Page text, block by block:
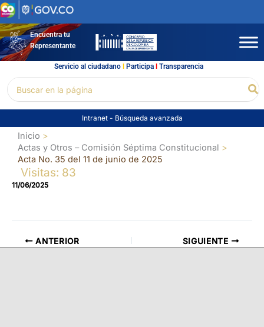
Ir
al
contenidoEncuentra tu
Representante
Servicio al ciudadano l Participal Transparencia
por:
Intranet - Búsqueda avanzada
Inicio
Actas y Otros – Comisión Séptima Constitucional
Acta No. 35 del 11 de junio de 2025
Visitas: 83
11/06/2025
ANTERIOR SIGUIENTE